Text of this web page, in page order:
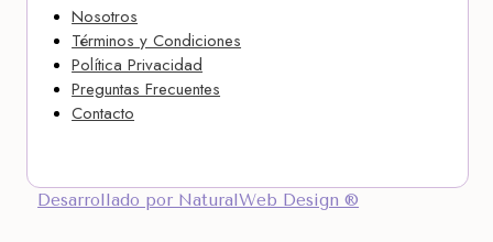
Nosotros
Términos y Condiciones
Política Privacidad
Preguntas Frecuentes
Contacto
Desarrollado por NaturalWeb Design ®